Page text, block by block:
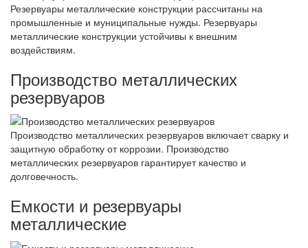
Резервуары металлические конструкции рассчитаны на
промышленные и муниципальные нужды. Резервуары
металлические конструкции устойчивы к внешним
воздействиям.
Производство металлических
резервуаров
Производство металлических резервуаров включает сварку и
защитную обработку от коррозии. Производство
металлических резервуаров гарантирует качество и
долговечность.
Емкости и резервуары
металлические